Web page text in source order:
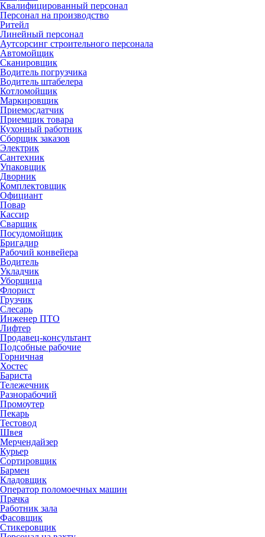
Квалифицированный персонал
Персонал на производство
Ритейл
Линейный персонал
Аутсорсинг строительного персонала
Автомойщик
Сканировщик
Водитель погрузчика
Водитель штабелера
Котломойщик
Маркировщик
Приемосдатчик
Приемщик товара
Кухонный работник
Сборщик заказов
Электрик
Сантехник
Упаковщик
Дворник
Комплектовщик
Официант
Повар
Кассир
Сварщик
Посудомойщик
Бригадир
Рабочий конвейера
Водитель
Укладчик
Уборщица
Флорист
Грузчик
Слесарь
Инженер ПТО
Лифтер
Продавец-консультант
Подсобные рабочие
Горничная
Хостес
Бариста
Тележечник
Разнорабочий
Промоутер
Пекарь
Тестовод
Швея
Мерчендайзер
Курьер
Сортировщик
Бармен
Кладовщик
Оператор поломоечных машин
Прачка
Работник зала
Фасовщик
Стикеровщик